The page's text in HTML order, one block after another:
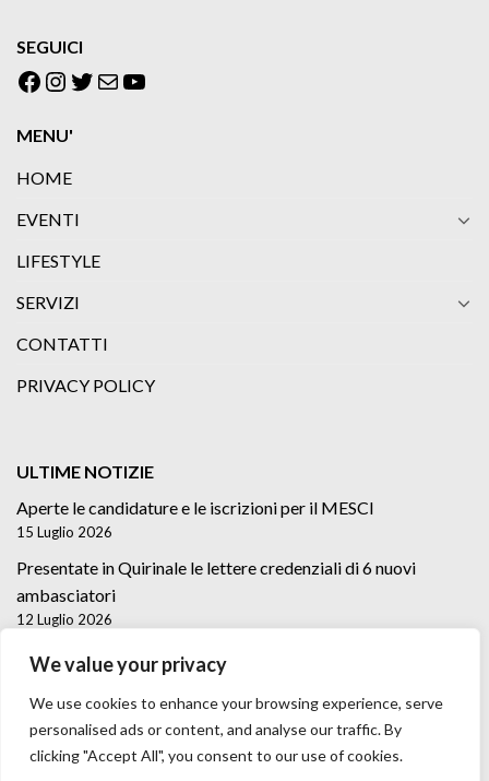
We value your privacy
We use cookies to enhance your browsing experience, serve
personalised ads or content, and analyse our traffic. By
clicking "Accept All", you consent to our use of cookies.
SEGUICI
Facebook
Instagram
Twitter
EmailYouTube
MENU'
HOME
EVENTI
LIFESTYLE
SERVIZI
CONTATTI
PRIVACY POLICY
ULTIME NOTIZIE
Aperte le candidature e le iscrizioni per il MESCI
15 Luglio 2026
Presentate in Quirinale le lettere credenziali di 6 nuovi
ambasciatori
12 Luglio 2026
Lettere credenziali di 5 nuovi Ambasciatori